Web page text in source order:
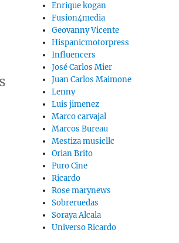
Enrique kogan
Fusion4media
Geovanny Vicente
Hispanicmotorpress
Influencers
José Carlos Mier
Juan Carlos Maimone
Lenny
Luis jimenez
Marco carvajal
Marcos Bureau
Mestiza musicllc
Orian Brito
Puro Cine
Ricardo
Rose marynews
Sobreruedas
Soraya Alcala
Universo Ricardo